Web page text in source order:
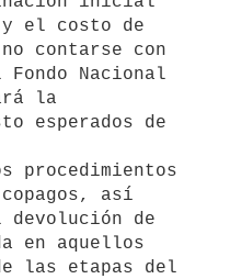
y el costo de
contarse con
Nacional
la
esperados de
así
devolución de
en aquellos
las etapas del